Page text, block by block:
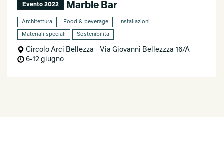
Evento 2022 Marble Bar
Architettura Food & beverage Installazioni
Materiali speciali Sostenibilità
Circolo Arci Bellezza - Via Giovanni Bellezzza 16/A
6-12 giugno